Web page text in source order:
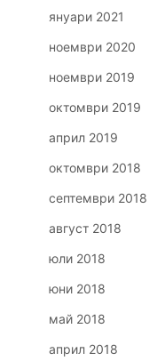
януари 2021
ноември 2020
ноември 2019
октомври 2019
април 2019
октомври 2018
септември 2018
август 2018
юли 2018
юни 2018
май 2018
април 2018